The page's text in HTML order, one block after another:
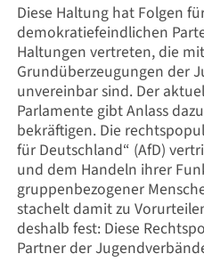
Diese Haltung hat Folgen
demokratiefeindlichen
Haltungen vertreten, die
Grundüberzeugungen der
unvereinbar sind. Der
Parlamente gibt Anlass
bekräftigen. Die
für Deutschland“ (AfD)
und dem Handeln ihrer
gruppenbezogener
stachelt damit zu
deshalb fest: Diese
Partner der